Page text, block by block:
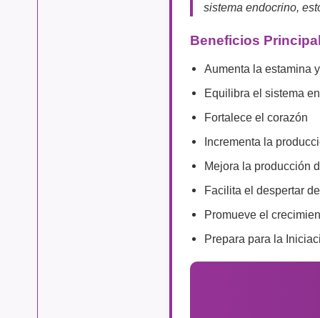
sistema endocrino,
Beneficios
Aumenta la estamina
Equilibra el sistema
Fortalece el corazón
Incrementa la
Mejora la producción
Facilita el despertar
Promueve el
Prepara para la